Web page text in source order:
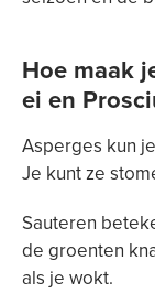
Hoe maak
ei en
Asperges kun
Je kunt ze
Sauteren
de groenten
als je wokt.